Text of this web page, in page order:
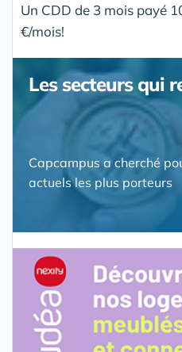
Un CDD de 3 mois payé
€/mois!
Les secteurs qui
Capcampus a cherché
actuels les plus porteurs